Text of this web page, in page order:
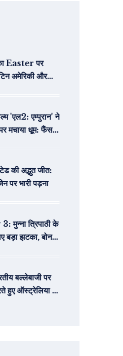
Easter पर
अमेरिकी और
'एल2: एम्पुरान' ने
मचाया धूम: फैंस ने
की अद्भुत जीत:
पर भारी पड़ना
त्रिपाठी के
बड़ा झटका, बोनस
बल्लेबाजी पर
हुए ऑस्ट्रेलिया के